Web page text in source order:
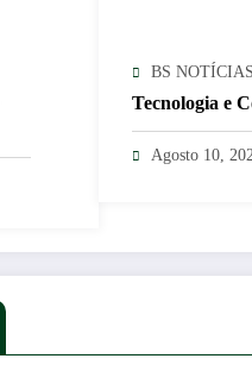
BS NOTÍCIAS
Tecnologia e
Agosto 10,